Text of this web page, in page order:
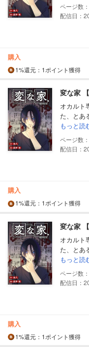
配信日：
購入
1%還元 ：1ポイント獲得
変な家
オカルト
た、とあ
もっと読
配信日：
購入
1%還元 ：1ポイント獲得
変な家
オカルト
た、とあ
もっと読
配信日：
購入
1%還元 ：1ポイント獲得